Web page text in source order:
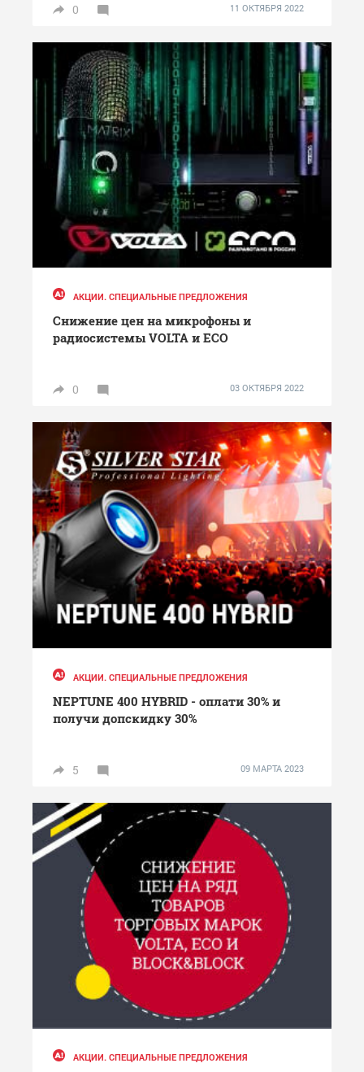
0 11 ОКТЯБРЯ 2022
АКЦИИ. СПЕЦИАЛЬНЫЕ ПРЕДЛОЖЕНИЯ
Снижение цен на микрофоны и
радиосистемы VOLTA и ECO
0 03 ОКТЯБРЯ 2022
АКЦИИ. СПЕЦИАЛЬНЫЕ ПРЕДЛОЖЕНИЯ
NEPTUNE 400 HYBRID - оплати 30% и
получи допскидку 30%
5 09 МАРТА 2023
АКЦИИ. СПЕЦИАЛЬНЫЕ ПРЕДЛОЖЕНИЯ